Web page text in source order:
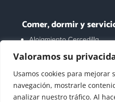
Valoramos su
Usamos cookies para mejorar
navegación, mostrarle
analizar nuestro tráfico. Al
Comer, dormir y
Alojamiento Cercedilla
Restaurantes Cercedilla
Comercios Cercedilla
Otros